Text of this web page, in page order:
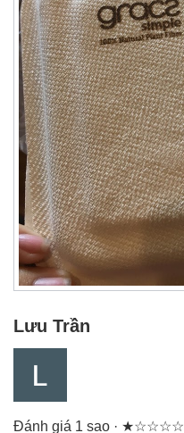
Lưu Trần
Đánh giá 1 sao · ★☆☆☆☆